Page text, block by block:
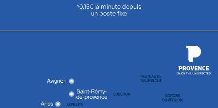
*0,15€ la minute depuis
un poste fixe